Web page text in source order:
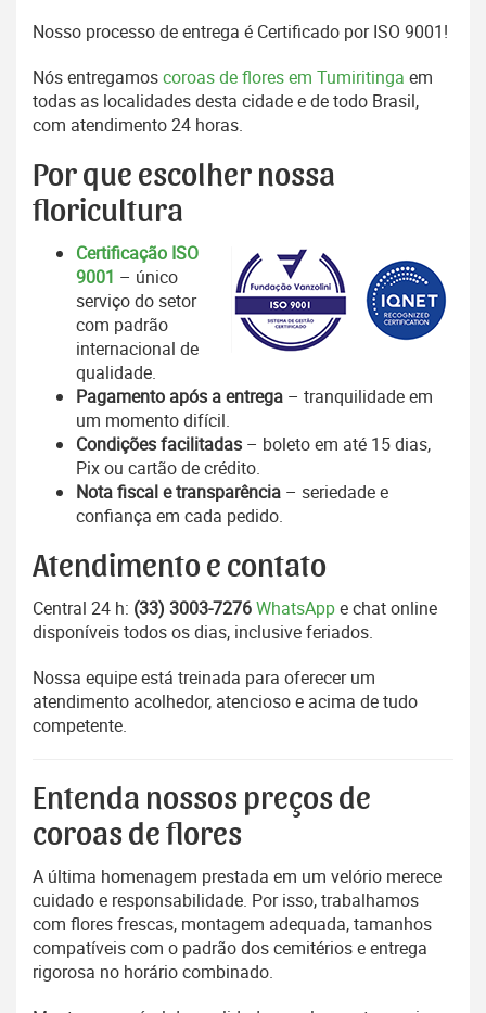
Nosso processo de entrega é Certificado por ISO 9001!
Nós entregamoscoroas de flores em Tumiritinga em
todas as localidades desta cidade e de todo Brasil,
com atendimento 24 horas.
Por que escolher nossa
floricultura
Certificação ISO
9001 – único
serviço do setor
com padrão
internacional de
qualidade.
Pagamento após a entrega – tranquilidade em
um momento difícil.
Condições facilitadas – boleto em até 15 dias,
Pix ou cartão de crédito.
Nota fiscal e transparência – seriedade e
confiança em cada pedido.
Atendimento e contato
Central 24 h: (33) 3003-7276WhatsAppe chat online
disponíveis todos os dias, inclusive feriados.
Nossa equipe está treinada para oferecer um
atendimento acolhedor, atencioso e acima de tudo
competente.
Entenda nossos preços de
coroas de flores
A última homenagem prestada em um velório merece
cuidado e responsabilidade. Por isso, trabalhamos
com flores frescas, montagem adequada, tamanhos
compatíveis com o padrão dos cemitérios e entrega
rigorosa no horário combinado.